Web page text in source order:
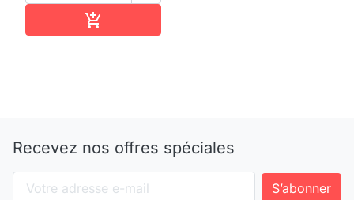

Recevez nos offres spéciales